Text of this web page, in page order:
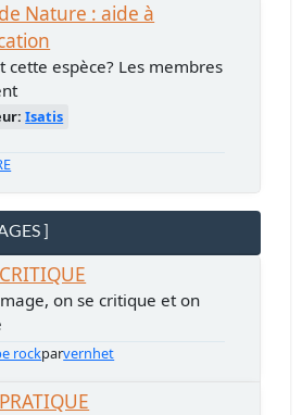
Nature : aide à
cette espèce? Les membres
Isatis
]
on se critique et on
rockparvernhet